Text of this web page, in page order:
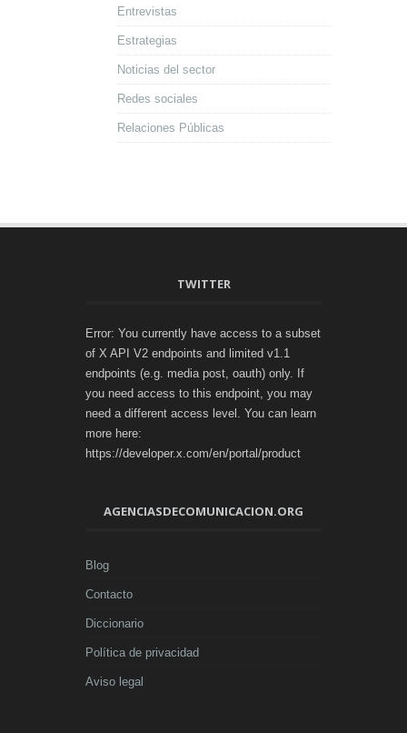
Entrevistas
Estrategias
Noticias del sector
Redes sociales
Relaciones Públicas
TWITTER
Error: You currently have access to a subset
of X API V2 endpoints and limited v1.1
endpoints (e.g. media post, oauth) only. If
you need access to this endpoint, you may
need a different access level. You can learn
more here:
https://developer.x.com/en/portal/product
AGENCIASDECOMUNICACION.ORG
Blog
Contacto
Diccionario
Política de privacidad
Aviso legal